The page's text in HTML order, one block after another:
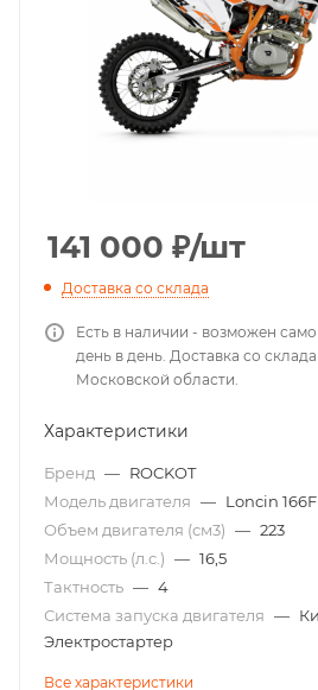
141 000 ₽/шт
Доставка со склада
Есть в наличии - возможен
день в день. Доставка со
Московской области.
Характеристики
Бренд — ROCKOT
Модель двигателя — Loncin
Объем двигателя (см3) — 223
Мощность (л.с.) — 16,5
Тактность — 4
Система запуска двигателя —
Электростартер
Все характеристики